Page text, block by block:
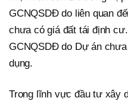
GCNQSDĐ do liên quan
chưa có giá đất tái định
GCNQSDĐ do Dự án
dụng.
Trong lĩnh vực đầu tư xây